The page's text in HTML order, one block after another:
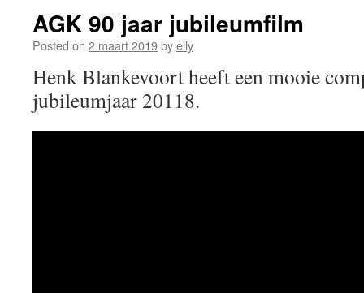
AGK 90 jaar jubileumfilm
Posted on 2 maart 2019byelly
Henk Blankevoort heeft een mooie
jubileumjaar 20118.